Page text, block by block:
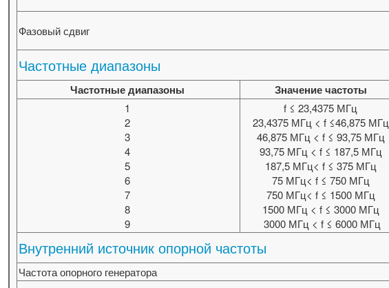
Фазовый сдвиг
Частотные диапазоны
Частотные диапазоны Значение частоты
1
2
3
4
5
6
7
8
9
f ≤ 23,4375 МГц
23,4375 МГц < f ≤46,875 МГц
46,875 МГц < f ≤ 93,75 МГц
93,75 МГц < f ≤ 187,5 МГц
187,5 МГц< f ≤ 375 МГц
75 МГц< f ≤ 750 МГц
750 МГц< f ≤ 1500 МГц
1500 МГц < f ≤ 3000 МГц
3000 МГц < f ≤ 6000 МГц
Внутренний источник опорной частоты
Частота опорного генератора